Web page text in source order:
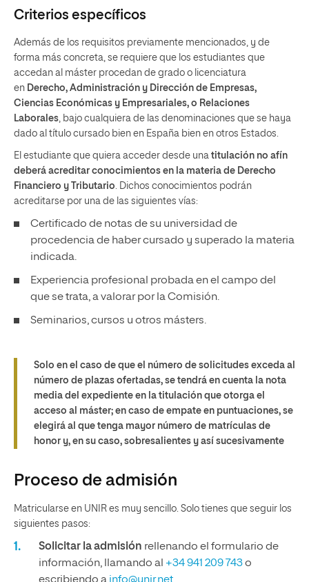
Criterios específicos
Además de los requisitos previamente mencionados, y de
forma más concreta, se requiere que los estudiantes que
accedan al máster procedan de grado o licenciatura
en Derecho, Administración y Dirección de Empresas,
Ciencias Económicas y Empresariales, o Relaciones
Laborales, bajo cualquiera de las denominaciones que se haya
dado al título cursado bien en España bien en otros Estados.
El estudiante que quiera acceder desde una titulación no afín
deberá acreditar conocimientos en la materia de Derecho
Financiero y Tributario. Dichos conocimientos podrán
acreditarse por una de las siguientes vías:
Certificado de notas de su universidad de
procedencia de haber cursado y superado la materia
indicada.
Experiencia profesional probada en el campo del
que se trata, a valorar por la Comisión.
Seminarios, cursos u otros másters.
Solo en el caso de que el número de solicitudes exceda al
número de plazas ofertadas, se tendrá en cuenta la nota
media del expediente en la titulación que otorga el
acceso al máster; en caso de empate en puntuaciones, se
elegirá al que tenga mayor número de matrículas de
honor y, en su caso, sobresalientes y así sucesivamente
Proceso de admisión
Matricularse en UNIR es muy sencillo. Solo tienes que seguir los
siguientes pasos:
Solicitar la admisión rellenando el formulario de
información, llamando al +34 941 209 743o